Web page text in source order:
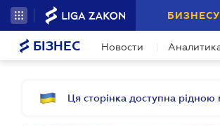
БИЗНЕСУ
БІЗНЕС Новости
Ця сторінка доступна